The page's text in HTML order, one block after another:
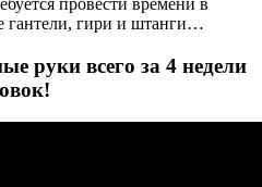
гантели, гири и штанги…
руки всего за 4 недели